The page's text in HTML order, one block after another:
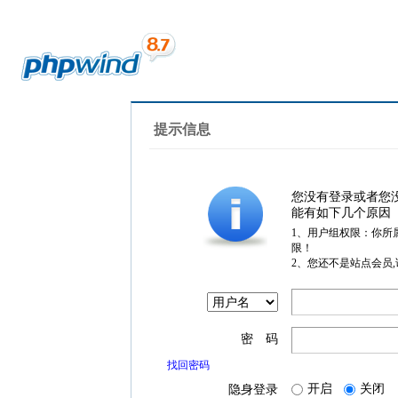
提示信息
您没有登录或者您
能有如下几个原因
1、用户组权限：你所
限！
2、您还不是站点会员
密 码
找回密码
隐身登录 开启 关闭